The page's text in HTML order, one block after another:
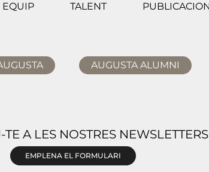
EQUIP TALENT
AUGUSTA ALUMNI
A LES NOSTRES NEWSLETTERS
EMPLENA EL FORMULARI